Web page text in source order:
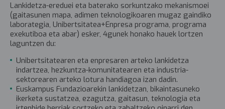
Lankidetza-ereduei eta baterako sorkuntzako mekanismoei
(gaitasunen mapa, adimen teknologikoaren mugaz gaindiko
laborategia, Unibertsitatea+Enpresa programa, programa
exekutiboa eta abar) esker, 4gunek honako hauek lortzen
laguntzen du:
Unibertsitatearen eta enpresaren arteko lankidetza
indartzea, hezkuntza-komunitatearen eta industria-
sektorearen arteko lotura handiagoa izan dadin.
Euskampus Fundazioarekin lankidetzan, bikaintasuneko
ikerketa sustatzea, ezagutza, gaitasun, teknologia eta